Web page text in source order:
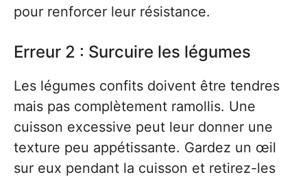
pour renforcer leur résistance.
Erreur 2 : Surcuire les légumes
Les légumes confits doivent être tendres
mais pas complètement ramollis. Une
cuisson excessive peut leur donner une
texture peu appétissante. Gardez un œil
sur eux pendant la cuisson et retirez-les